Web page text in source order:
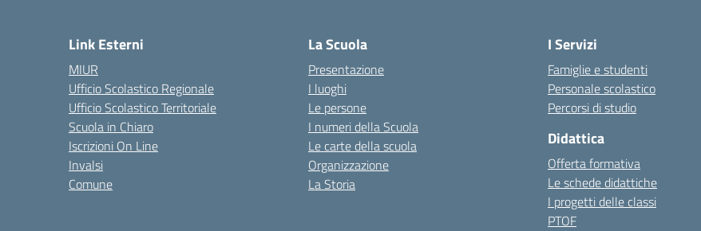
Link Esterni
MIUR
Ufficio Scolastico Regionale
Ufficio Scolastico Territoriale
Scuola in Chiaro
Iscrizioni On Line
Invalsi
Comune
La Scuola
Presentazione
I luoghi
Le persone
I numeri della Scuola
Le carte della scuola
Organizzazione
La Storia
I Servizi
Famiglie e studenti
Personale scolastico
Percorsi di studio
Didattica
Offerta formativa
Le schede didattiche
I progetti delle classi
PTOF